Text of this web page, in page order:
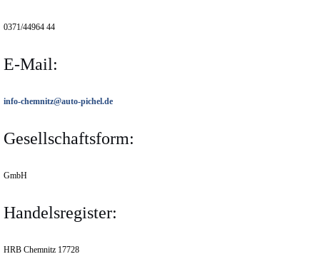
0371/44964 44
E-Mail:
info-chemnitz@auto-pichel.de
Gesellschaftsform:
GmbH
Handelsregister:
HRB Chemnitz 17728